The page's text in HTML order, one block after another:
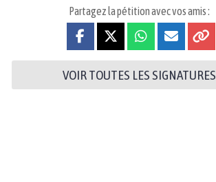
Partagez la pétition avec vos amis :
VOIR TOUTES LES SIGNATURES